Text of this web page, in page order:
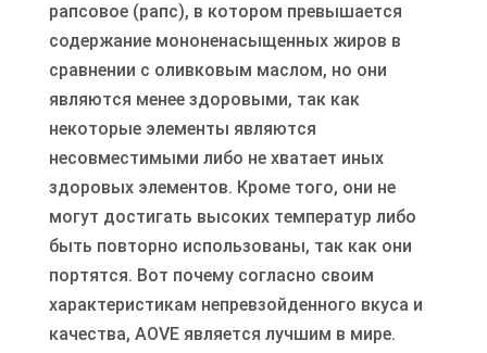
рапсовое (рапс), в котором превышается
содержание мононенасыщенных жиров в
сравнении с оливковым маслом, но они
являются менее здоровыми, так как
некоторые элементы являются
несовместимыми либо не хватает иных
здоровых элементов. Кроме того, они не
могут достигать высоких температур либо
быть повторно использованы, так как они
портятся. Вот почему согласно своим
характеристикам непревзойденного вкуса и
качества, AOVE является лучшим в мире.